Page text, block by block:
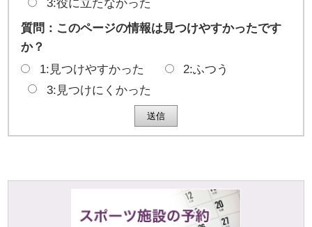
3:役に立たなかった
質問：このページの情報は見つけやすかったです
か？
1:見つけやすかった
2:ふつう
3:見つけにくかった